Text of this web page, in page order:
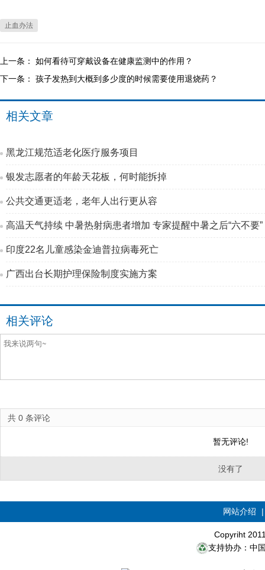
止血办法
上一条： 如何看待可穿戴设备在健康监测中的作用？
下一条： 孩子发热到大概到多少度的时候需要使用退烧药？
相关文章
黑龙江规范适老化医疗服务项目
银发志愿者的年龄天花板，何时能拆掉
公共交通更适老，老年人出行更从容
高温天气持续 中暑热射病患者增加 专家提醒中暑之后“六不要”
印度22名儿童感染金迪普拉病毒死亡
广西出台长期护理保险制度实施方案
相关评论
共 0 条评论
暂无评论!
没有了
网站介绍
Copyriht
支持协办：中